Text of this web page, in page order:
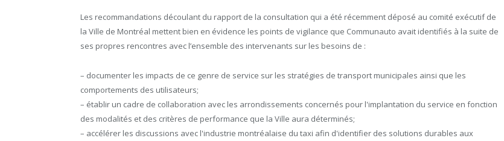
Les recommandations découlant du rapport de la consultation qui a été récemment déposé au comité exécutif de
la Ville de Montréal mettent bien en évidence les points de vigilance que Communauto avait identifiés à la suite de
ses propres rencontres avec l’ensemble des intervenants sur les besoins de :
– documenter les impacts de ce genre de service sur les stratégies de transport municipales ainsi que les
comportements des utilisateurs;
– établir un cadre de collaboration avec les arrondissements concernés pour l'implantation du service en fonction
des modalités et des critères de performance que la Ville aura déterminés;
– accélérer les discussions avec l'industrie montréalaise du taxi afin d'identifier des solutions durables aux